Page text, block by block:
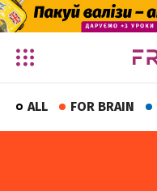
ALL FOR BRAIN